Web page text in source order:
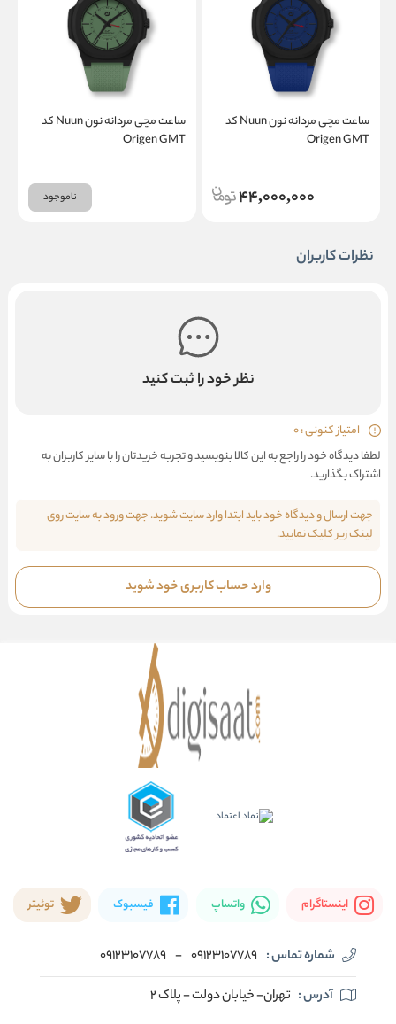
ساعت مچی مردانه نون Nuun کد
Origen GMT
44,000,000
ساعت مچی مردانه نون Nuun کد
Origen GMT
ناموجود
نظرات کاربران
نظر خود را ثبت کنید
امتیاز کنونی : 0
لطفا دیدگاه خود را راجع به این کالا بنویسید و تجربه خریدتان را با سایر کاربران به
اشتراک بگذارید.
جهت ارسال و دیدگاه خود باید ابتدا وارد سایت شوید. جهت ورود به سایت روی
لینک زیر کلیک نمایید.
وارد حساب کاربری خود شوید
اینستاگرام واتساپ فیسبوک توئیتر
شماره تماس : 09123107789
-
09123107789
آدرس : تهران- خیابان دولت - پلاک ۲